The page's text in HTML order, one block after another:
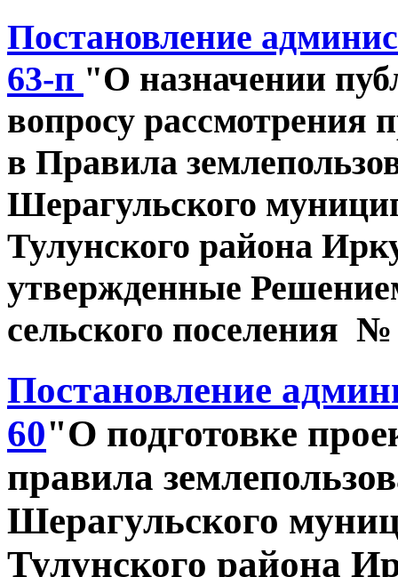
Постановление
63-п "О назначении
вопросу рассмотрения
в Правила
Шерагульского
Тулунского района
утвержденные
сельского поселения №
Постановление
60"О подготовке
правила
Шерагульского
Тулунского района